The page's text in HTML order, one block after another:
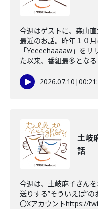
今週はゲストに、森山
最近のお話。昨年１０
「Yeeeehaaaaw」を
た以来、番組最多とな
2026.07.10 |
土岐
話
今週は、土岐麻子さん
送りする”そういえば”
〇Xアカウントhttps://